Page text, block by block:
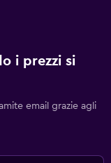
i prezzi si
email grazie agli